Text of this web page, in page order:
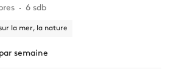
6 sdb
la mer, la nature
semaine